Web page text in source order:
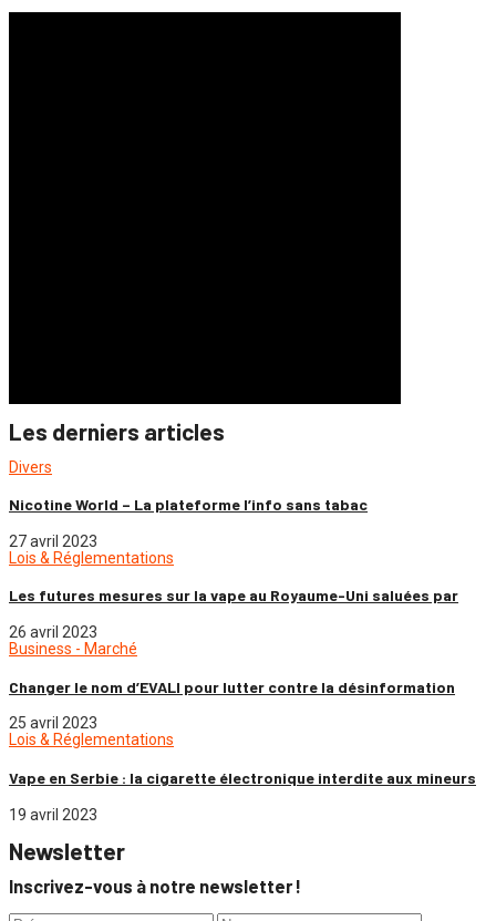
Les derniers articles
Divers
Nicotine World – La plateforme l’info sans tabac
27 avril 2023
Lois & Réglementations
Les futures mesures sur la vape au Royaume-Uni saluées par
26 avril 2023
Business - Marché
Changer le nom d’EVALI pour lutter contre la désinformation
25 avril 2023
Lois & Réglementations
Vape en Serbie : la cigarette électronique interdite aux mineurs
19 avril 2023
Newsletter
Inscrivez-vous à notre newsletter !